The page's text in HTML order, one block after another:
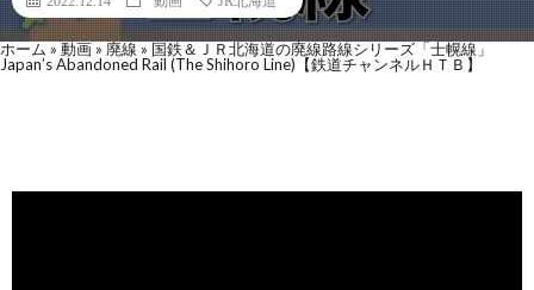
ホーム » 動画 » 廃線 » 国鉄＆ＪＲ北海道の廃線路線シリーズ「士幌線」
Japan’s Abandoned Rail (The Shihoro Line)【鉄道チャンネルＨＴＢ】